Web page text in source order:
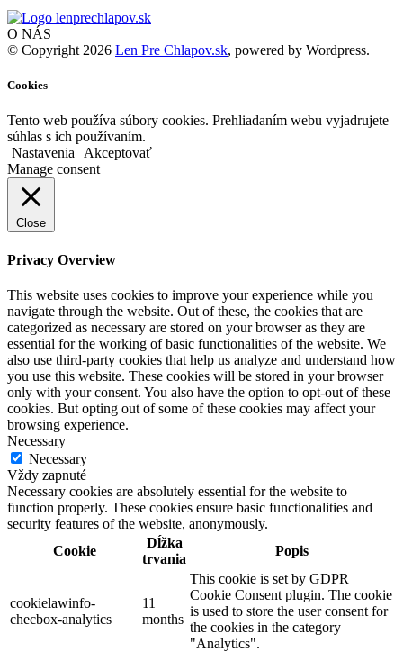
O NÁS
© Copyright 2026 Len Pre Chlapov.sk, powered by Wordpress.
Cookies
Tento web používa súbory cookies. Prehliadaním webu vyjadrujete
súhlas s ich používaním.
Nastavenia
Akceptovať
Manage consent
Close
Privacy Overview
This website uses cookies to improve your experience while you
navigate through the website. Out of these, the cookies that are
categorized as necessary are stored on your browser as they are
essential for the working of basic functionalities of the website. We
also use third-party cookies that help us analyze and understand how
you use this website. These cookies will be stored in your browser
only with your consent. You also have the option to opt-out of these
cookies. But opting out of some of these cookies may affect your
browsing experience.
Necessary
Necessary
Vždy zapnuté
Necessary cookies are absolutely essential for the website to
function properly. These cookies ensure basic functionalities and
security features of the website, anonymously.
Cookie
Dĺžka
trvania
Popis
cookielawinfo-
checbox-analytics
11
months
This cookie is set by GDPR
Cookie Consent plugin. The cookie
is used to store the user consent for
the cookies in the category
"Analytics".